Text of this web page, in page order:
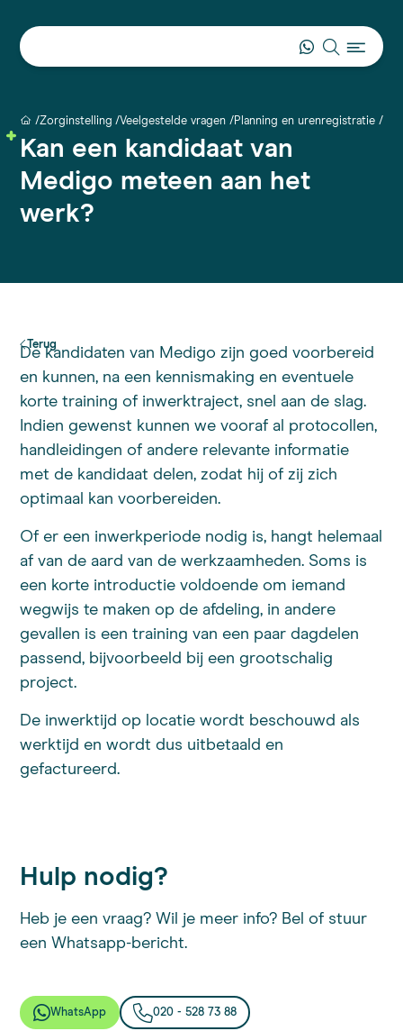
Zorginstelling Veelgestelde vragen Planning en urenregistratie
Kan een kandidaat van
Medigo meteen aan het
werk?
Terug
De kandidaten van Medigo zijn goed voorbereid
en kunnen, na een kennismaking en eventuele
korte training of inwerktraject, snel aan de slag.
Indien gewenst kunnen we vooraf al protocollen,
handleidingen of andere relevante informatie
met de kandidaat delen, zodat hij of zij zich
optimaal kan voorbereiden.
Of er een inwerkperiode nodig is, hangt helemaal
af van de aard van de werkzaamheden. Soms is
een korte introductie voldoende om iemand
wegwijs te maken op de afdeling, in andere
gevallen is een training van een paar dagdelen
passend, bijvoorbeeld bij een grootschalig
project.
De inwerktijd op locatie wordt beschouwd als
werktijd en wordt dus uitbetaald en
gefactureerd.
Hulp nodig?
Heb je een vraag? Wil je meer info? Bel of stuur
een Whatsapp-bericht.
WhatsApp 020 - 528 73 88